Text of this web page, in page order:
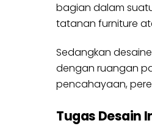
bagian dalam
tatanan furniture
Sedangkan
dengan ruangan
pencahayaan,
Tugas Desain